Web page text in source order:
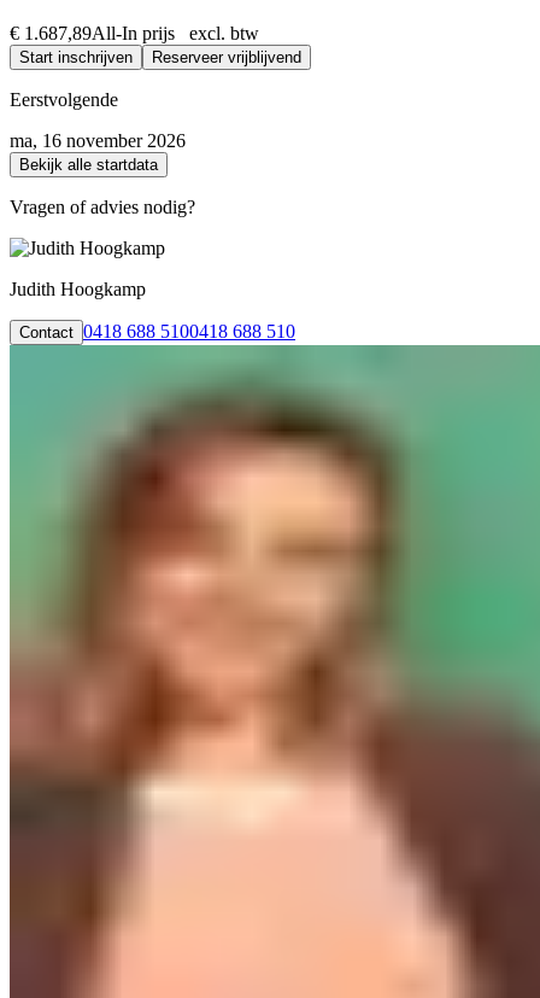
€ 1.687,89All-In prijs excl. btw
Start inschrijven Reserveer vrijblijvend
Eerstvolgende
ma, 16 november 2026
Bekijk alle startdata
Vragen of advies nodig?
Judith Hoogkamp
Contact 0418 688 5100418 688 510